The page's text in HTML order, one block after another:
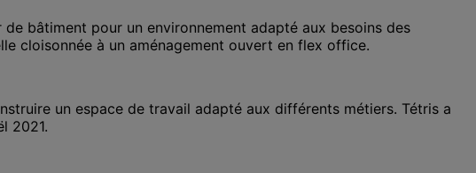
bâtiment pour un environnement adapté aux besoins des
cloisonnée à un aménagement ouvert en flex office.
un espace de travail adapté aux différents métiers. Tétris a
2021.